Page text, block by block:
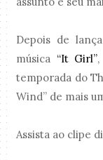
Depois de
música “It Girl”
temporada do
Wind” de mais
Assista ao clipe